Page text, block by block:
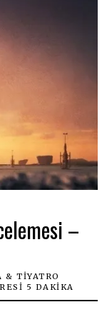
–
& TIYATRO
5 DAKIKA